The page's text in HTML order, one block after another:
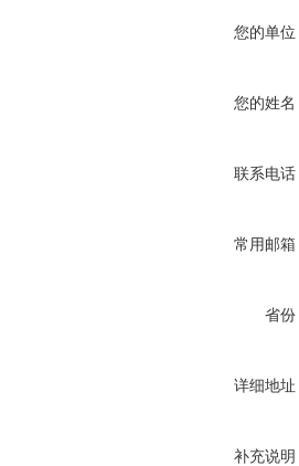
您的单位
您的姓名
联系电话
常用邮箱
省份
详细地址
补充说明